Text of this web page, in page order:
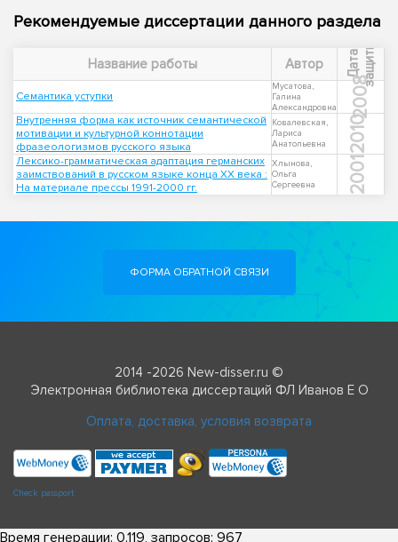
Рекомендуемые диссертации данного раздела
Название работы Автор Д
а
т
а
з
а
щ
и
ты
Семантика уступки
Мусатова,
Галина
Александровна
2008
Внутренняя форма как источник семантической
мотивации и культурной коннотации
фразеологизмов русского языка
Ковалевская,
Лариса
Анатольевна
2010
Лексико-грамматическая адаптация германских
заимствований в русском языке конца XX века :
На материале прессы 1991-2000 гг.
Хлынова,
Ольга
Сергеевна
2001
ФОРМА ОБРАТНОЙ СВЯЗИ
2014 -2026 New-disser.ru ©
Электронная библиотека диссертаций ФЛ Иванов Е О
Оплата, доставка, условия возврата
Check passport
Время генерации: 0.119, запросов: 967